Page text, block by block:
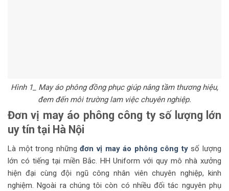
Hình 1_ May áo phông đồng phục giúp nâng tầm thương hiệu,
đem đến môi trường lam việc chuyên nghiệp.
Đơn vị may áo phông công ty số lượng lớn
uy tín tại Hà Nội
Là một trong nhữngđơn vị may áo phông công tysố lượng
lớn có tiếng tại miền Bắc. HH Uniform với quy mô nhà xưởng
hiện đại cùng đội ngũ công nhân viên chuyên nghiệp, kinh
nghiệm. Ngoài ra chúng tôi còn có nhiều đối tác nguyên phụ